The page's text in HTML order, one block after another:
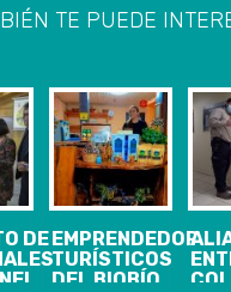
TE PUEDE
DEEMPRENDEDORES
TURÍSTICOS
DEL BIOBÍO